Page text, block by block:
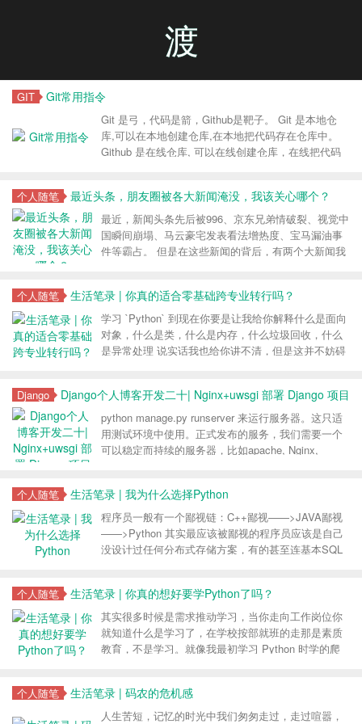
渡
GIT Git常用指令
Git 是弓，代码是箭，Github是靶子。 Git 是本地仓
库,可以在本地创建仓库,在本地把代码存在仓库中。
Github 是在线仓库, 可以在线创建仓库，在线把代码
个人随笔
最近头条，朋友圈被各大新闻淹没，我该关心哪个？
最近，新闻头条先后被996、京东兄弟情破裂、视觉中
国瞬间崩塌、马云豪宅发表看法增热度、宝马漏油事
件等霸占。 但是在这些新闻的背后，有两个大新闻我
资本市场有卵用，不过我想说关心996看似和自己关系
密切，但是又有卵用呢？ 一样没卵用，在自己一无是
处之前，关心什么是由个人好恶决定，其实都没什么
卵用，学习更多的知识才是关键
个人随笔 生活笔录 | 你真的适合零基础跨专业转行吗？
学习 `Python` 到现在你要是让我给你解释什么是面向
对象，什么是类，什么是内存，什么垃圾回收，什么
是异常处理 说实话我也给你讲不清，但是这并不妨碍
未来我会继续从事编程，但是此刻身在其中我必须拿
出作品，需则学，不需则弃。
Django Django个人博客开发二十| Nginx+uwsgi 部署 Django 项目
python manage.py runserver 来运行服务器。这只适
用测试环境中使用。正式发布的服务，我们需要一个
可以稳定而持续的服务器，比如apache, Nginx,
个人随笔 生活笔录 | 我为什么选择Python
程序员一般有一个鄙视链：C++鄙视——>JAVA鄙视
——>Python 其实最应该被鄙视的程序员应该是自己
没设计过任何分布式存储方案，有的甚至连基本SQL
Python运行效率低的人
个人随笔 生活笔录 | 你真的想好要学Python了吗？
其实很多时候是需求推动学习，当你走向工作岗位你
就知道什么是学习了，在学校按部就班的走那是素质
教育，不是学习。就像我最初学习 Python 时学的爬
个人随笔 生活笔录 | 码农的危机感
人生苦短，记忆的时光中我们匆匆走过，走过喧嚣，